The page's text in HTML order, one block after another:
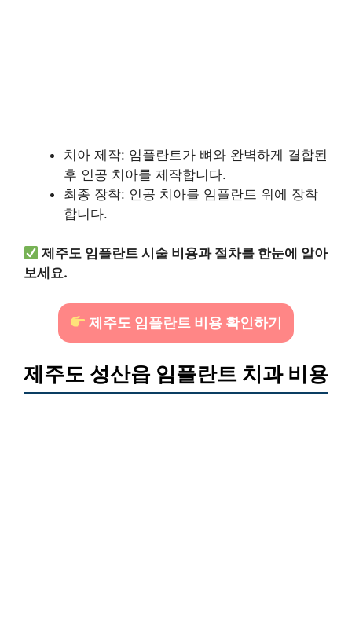
치아 제작: 임플란트가 뼈와 완벽하게 결합된
후 인공 치아를 제작합니다.
최종 장착: 인공 치아를 임플란트 위에 장착
합니다.
제주도 임플란트 시술 비용과 절차를 한눈에 알아
보세요.
제주도 임플란트 비용 확인하기
제주도 성산읍 임플란트 치과 비용